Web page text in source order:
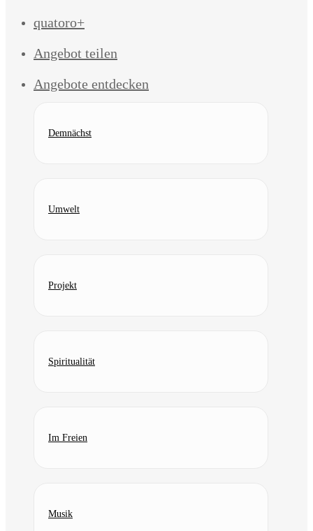
quatoro+
Angebot teilen
Angebote entdecken
Demnächst
Umwelt
Projekt
Spiritualität
Im Freien
Musik